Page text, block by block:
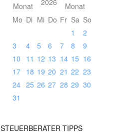
2026
Mo Di Mi Do Fr Sa So
1
2
3
4 5 6 7 8
9
10
11 12 13 14 15 16
17
18 19 20 21 22 23
24 25 26 27 28 29 30
31
STEUERBERATER TIPPS